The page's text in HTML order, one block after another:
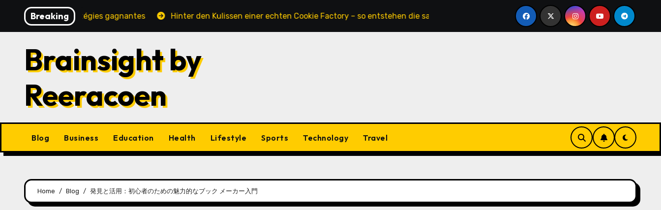
content
Breaking
jeux et stratégies gagnantes Hinter den Kulissen einer echten Cookie Factory – so entstehen die saftigsten Keks-Innovationen Casinos online sin verificación: lo
Brainsight by
Reeracoen
Blog Business Education Health Lifestyle Sports Technology Travel
Home Blog 発見と活用：初心者のための魅力的なブック メーカー入門